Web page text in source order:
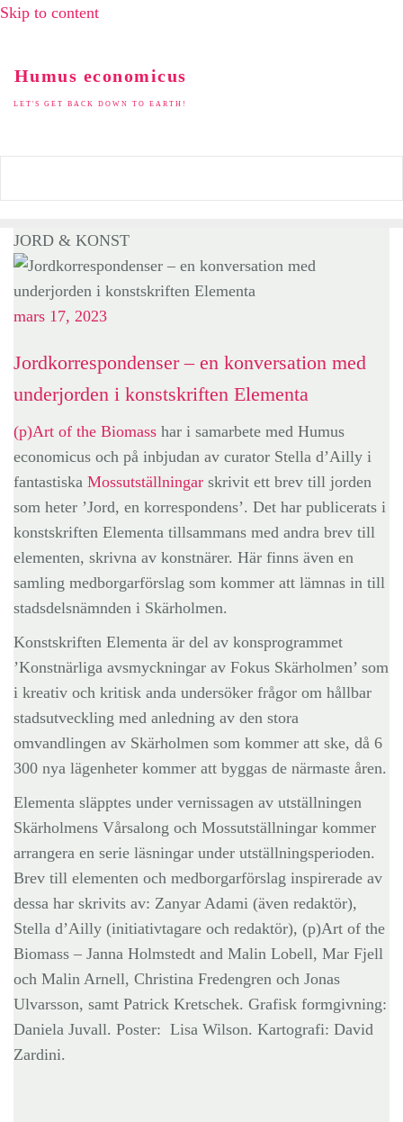
Skip to content
Humus economicus
LET'S GET BACK DOWN TO EARTH!
JORD & KONST
mars 17, 2023
Jordkorrespondenser – en konversation med
underjorden i konstskriften Elementa
(p)Art of the Biomass har i samarbete med Humus
economicus och på inbjudan av curator Stella d’Ailly i
fantastiska Mossutställningar skrivit ett brev till jorden
som heter ’Jord, en korrespondens’. Det har publicerats i
konstskriften Elementa tillsammans med andra brev till
elementen, skrivna av konstnärer. Här finns även en
samling medborgarförslag som kommer att lämnas in till
stadsdelsnämnden i Skärholmen.
Konstskriften Elementa är del av konsprogrammet
’Konstnärliga avsmyckningar av Fokus Skärholmen’ som
i kreativ och kritisk anda undersöker frågor om hållbar
stadsutveckling med anledning av den stora
omvandlingen av Skärholmen som kommer att ske, då 6
300 nya lägenheter kommer att byggas de närmaste åren.
Elementa släpptes under vernissagen av utställningen
Skärholmens Vårsalong och Mossutställningar kommer
arrangera en serie läsningar under utställningsperioden.
Brev till elementen och medborgarförslag inspirerade av
dessa har skrivits av: Zanyar Adami (även redaktör),
Stella d’Ailly (initiativtagare och redaktör), (p)Art of the
Biomass – Janna Holmstedt and Malin Lobell, Mar Fjell
och Malin Arnell, Christina Fredengren och Jonas
Ulvarsson, samt Patrick Kretschek. Grafisk formgivning:
Daniela Juvall. Poster: Lisa Wilson. Kartografi: David
Zardini.